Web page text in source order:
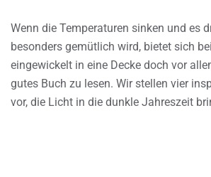
Wenn die Temperaturen sinken und es
besonders gemütlich wird, bietet sich
eingewickelt in eine Decke doch vor
gutes Buch zu lesen. Wir stellen vier
vor, die Licht in die dunkle Jahreszeit